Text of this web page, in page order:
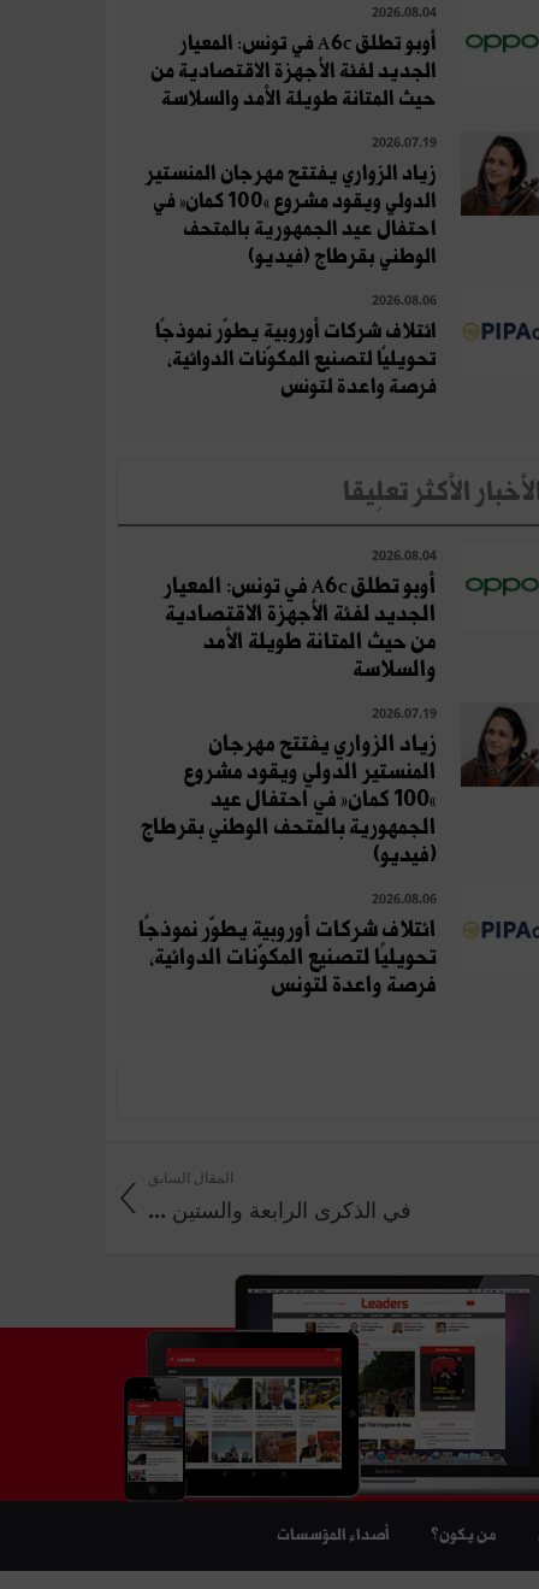
2026.08.04
أوبو تطلق A6c في تونس: المعيار
الجديد لفئة الأجهزة الاقتصادية من
حيث المتانة طويلة الأمد والسلاسة
2026.07.19
زياد الزواري يفتتح مهرجان المنستير
الدولي ويقود مشروع «100 كمان» في
احتفال عيد الجمهورية بالمتحف
الوطني بقرطاج (فيديو)
2026.08.06
ائتلاف شركات أوروبية يطوّر نموذجًا
تحويليًا لتصنيع المكوّنات الدوائية،
فرصة واعدة لتونس
الأكثر تعلِيقا
2026.08.04
أوبو تطلق A6c في تونس: المعيار
الجديد لفئة الأجهزة الاقتصادية
من حيث المتانة طويلة الأمد
والسلاسة
2026.07.19
زياد الزواري يفتتح مهرجان
المنستير الدولي ويقود مشروع
«100 كمان» في احتفال عيد
الجمهورية بالمتحف الوطني بقرطاج
(فيديو)
2026.08.06
ائتلاف شركات أوروبية يطوّر نموذجًا
تحويليًا لتصنيع المكوّنات الدوائية،
فرصة واعدة لتونس
المقال السابق
في الذكرى الرابعة والستين ...
من يكون؟ أصداء المؤسسات